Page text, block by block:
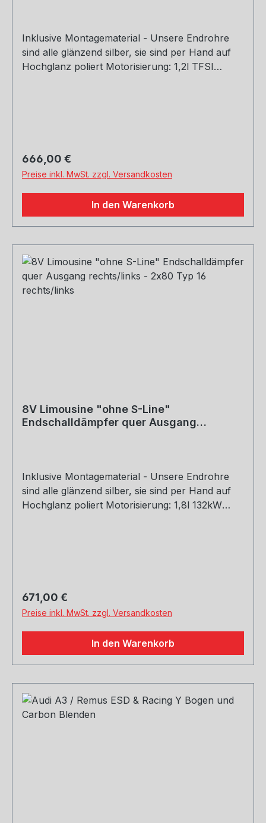
Inklusive Montagematerial - Unsere Endrohre
sind alle glänzend silber, sie sind per Hand auf
Hochglanz poliert Motorisierung: 1,2l TFSI
(eintragungsfrei)
Regulärer Preis:
666,00 €
Preise inkl. MwSt. zzgl. Versandkosten
In den Warenkorb
8V Limousine "ohne S-Line"
Endschalldämpfer quer Ausgang
Inklusive Montagematerial - Unsere Endrohre
sind alle glänzend silber, sie sind per Hand auf
Hochglanz poliert Motorisierung: 1,8l 132kW
Regulärer Preis:
671,00 €
Preise inkl. MwSt. zzgl. Versandkosten
In den Warenkorb